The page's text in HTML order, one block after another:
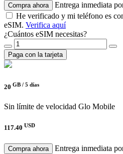
Compra ahora
Entrega inmediata
He verificado y mi teléfono es
eSIM. Verifica aquí
¿Cuántos eSIM necesitas?
Paga con la tarjeta
20 GB / 5 días
Sin límite de velocidad Glo Mobile
117.40 USD
Compra ahora
Entrega inmediata